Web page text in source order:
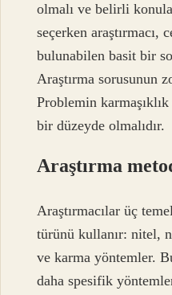
olmalı ve belirli
seçerken araştırmacı,
bulunabilen basit bir
Araştırma sorusunun
Problemin
bir düzeyde olmalıdır.
Araştırma
Araştırmacılar üç
türünü kullanır: nitel,
ve karma yöntemler.
daha spesifik